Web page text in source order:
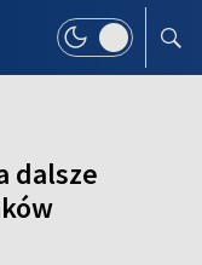
dalsze